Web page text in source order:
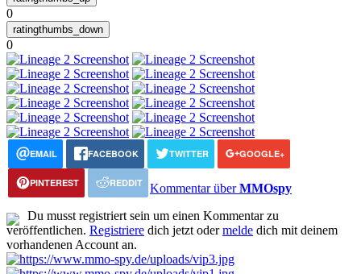
0
0
EMAIL FACEBOOK TWITTER GOOGLE+
PINTEREST REDDIT Kommentar überMMOspy
Du musst registriert sein um einen Kommentar zu
veröffentlichen. Registriere dich jetzt odermelde dich mit deinem
vorhandenen Account an.